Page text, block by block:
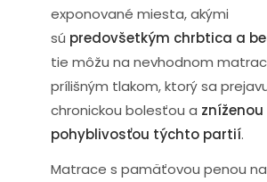
exponované miesta, akými
sú predovšetkým chrbtica a
tie môžu na nevhodnom
prílišným tlakom, ktorý sa
chronickou bolesťou a zníženou
pohyblivosťou týchto partií.
Matrace s pamäťovou penou